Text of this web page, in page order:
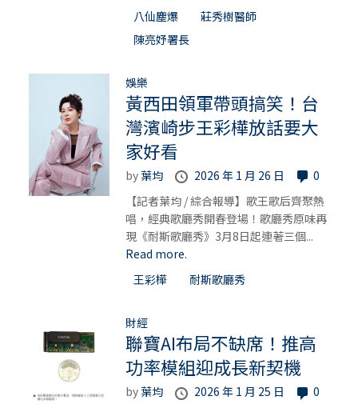
八仙塵爆
莊秀樹醫師
陳亮妤署長
娛樂
黃西田領軍帶頭搞笑！台
灣濱崎步王彩樺放話要大
家好看
by葉均 2026 年 1 月 26 日
0
【記者葉均 / 綜合報導】歌王歌后齊聚熱
唱，經典歌廳秀開春登場！歌廳秀原味再
現《耐斯歌廳秀》3月8日起連著三個...
Read more.
王彩樺
耐斯歌廳秀
財經
聯寶AI布局不缺席！推高
功率模組迎成長新契機
by葉均 2026 年 1 月 25 日
0